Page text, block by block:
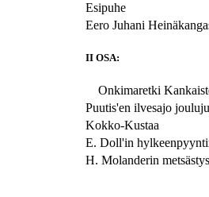
Esipuhe
Eero Juhani
II OSA:
Onkimaretki
Puutis'en ilvesajo
Kokko-Kustaa
E. Doll'in
H. Molanderin